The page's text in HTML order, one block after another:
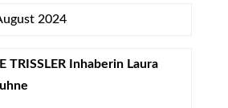
2024
TRISSLER Inhaberin Laura